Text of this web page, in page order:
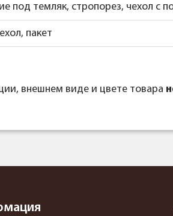
под темляк, стропорез, чехол с
пакет
внешнем виде и цвете товара